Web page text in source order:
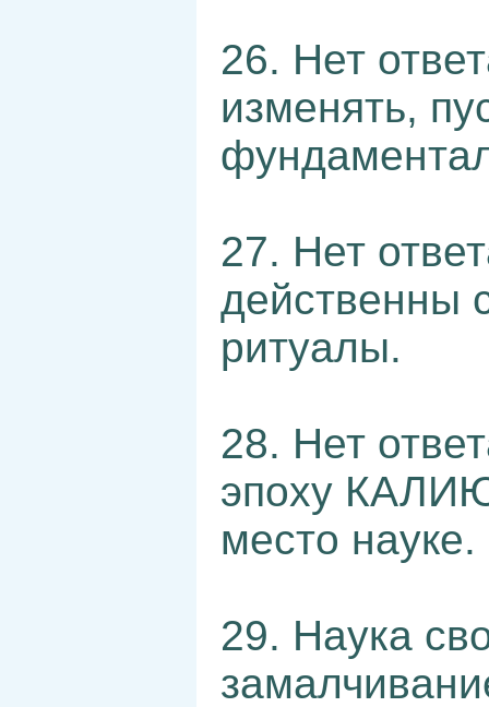
26. Нет
изменять,
27. Нет
действенны
ритуалы.
28. Нет
эпоху
место науке.
29. Наука